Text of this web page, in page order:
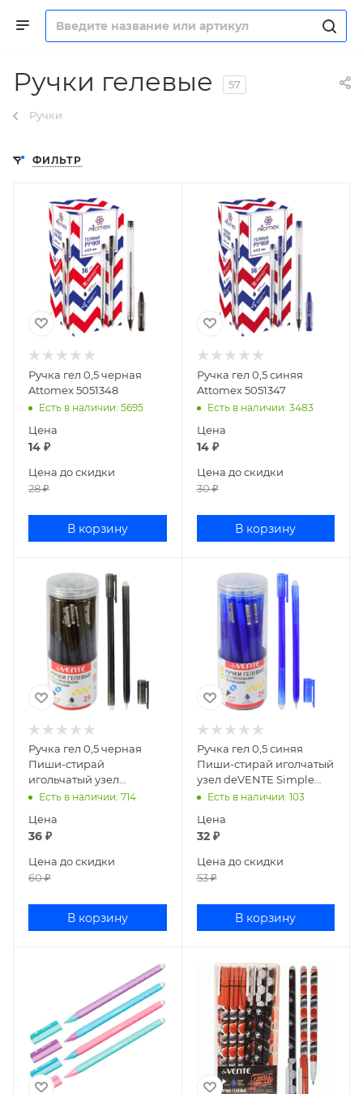
Ручки гелевые 57
Ручки
ФИЛЬТР
Ручка гел 0,5 черная
Attomex 5051348
Есть в наличии: 5695
Цена
14 ₽
Цена до скидки
28₽
В корзину
Ручка гел 0,5 синяя
Attomex 5051347
Есть в наличии: 3483
Цена
14₽
Цена до скидки
30₽
В корзину
Ручка гел 0,5 черная
Пиши-стирай
игольчатый узел
deVENTE Simple 5051215
Есть в наличии: 714
Цена
36 ₽
Цена до скидки
60₽
В корзину
Ручка гел 0,5 синяя
Пиши-стирай иголчатый
узел deVENTE Simple
5051214
Есть в наличии: 103
Цена
32₽
Цена до скидки
53₽
В корзину